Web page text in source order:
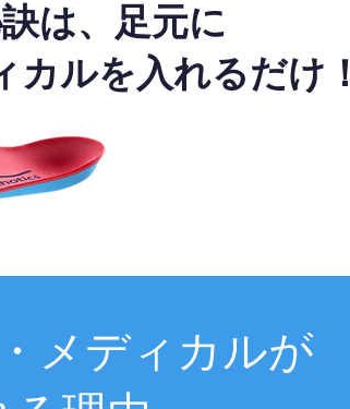
は、足元に
ルを入れるだけ！
メディカルが